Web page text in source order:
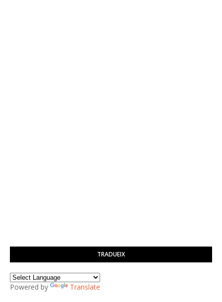
TRADUEIX
Powered by Translate